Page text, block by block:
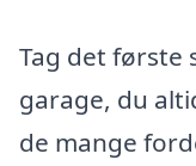
Tag det første
garage, du
de mange